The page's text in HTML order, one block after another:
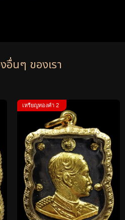
อื่นๆ ของเรา
เหรียญทองคำ 2